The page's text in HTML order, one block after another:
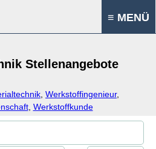
≡ MENÜ
Stellenangebote
Werkstoffingenieur,
, Werkstoffkunde